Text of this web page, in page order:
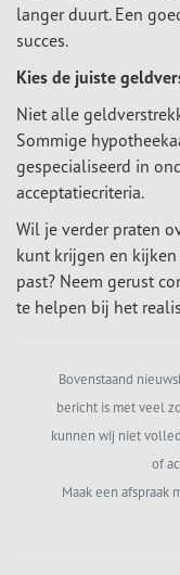
langer duurt. Een
succes.
Kies de juiste
Niet alle
Sommige
gespecialiseerd in
acceptatiecriteria.
Wil je verder praten
kunt krijgen en
past? Neem gerust
te helpen bij het
Bovenstaand
bericht is met veel
kunnen wij niet
of
Maak een afspraak